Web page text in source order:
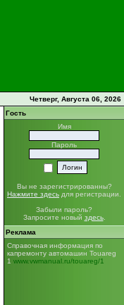
Четверг, Августа 06, 2026
Гость
Имя
Пароль
Вы не зарегистрированны?
Нажмите здесь для регистрации.
Забыли пароль?
Запросите новый здесь.
Реклама
Справочная информация по
капремонту автомашин Touareg
1 www.vwmanual.ru/touareg/1